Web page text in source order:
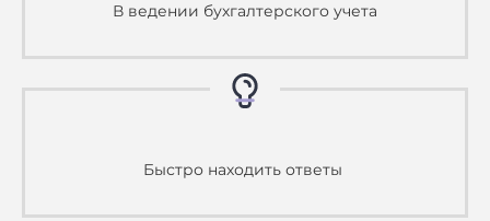
В ведении бухгалтерского учета
Быстро находить ответы